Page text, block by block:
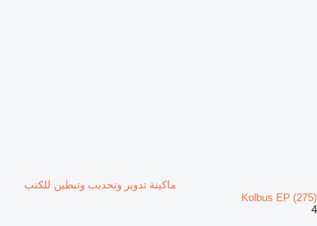
ماكينة تدوير وتحديب وتبطين للكتب
Kolbus EP (275)
4